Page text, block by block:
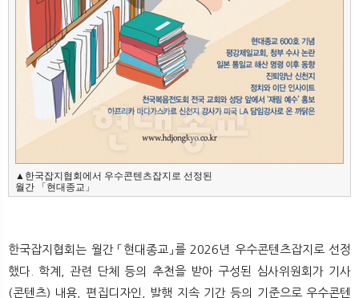
▲한국잡지협회에서 우수콘텐츠잡지로 선정된
월간 「현대종교」
한국잡지협회는 월간 「현대종교」를 2026년 우수콘텐츠잡지로 선정
했다. 학계, 관련 단체 등의 추천을 받아 구성된 심사위원회가 기사
(콘텐츠) 내용, 편집디자인, 발행 지속 기간 등의 기준으로 우수콘텐